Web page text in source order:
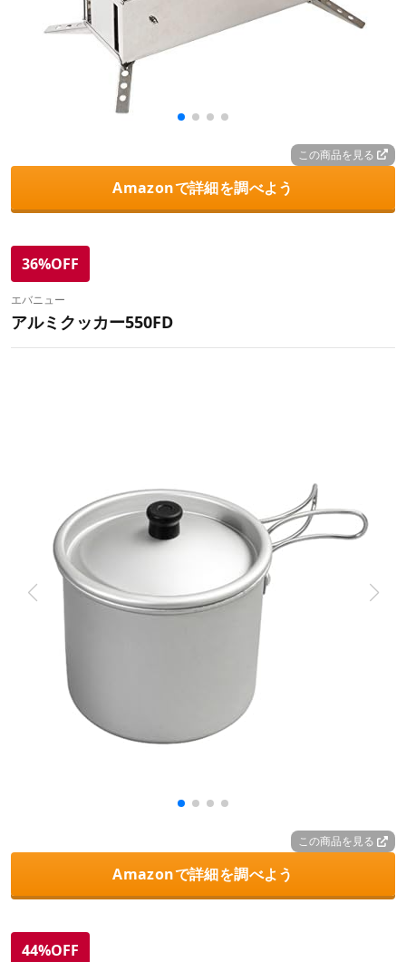
この商品を見る
Amazonで詳細を調べよう
36%OFF
エバニュー
アルミクッカー550FD
この商品を見る
Amazonで詳細を調べよう
44%OFF